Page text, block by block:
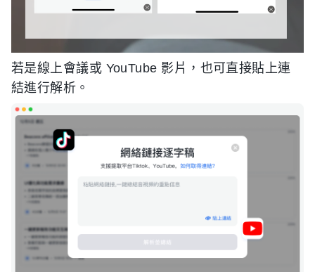
若是線上會議或 YouTube 影片，也可直接貼上連
結進行解析。